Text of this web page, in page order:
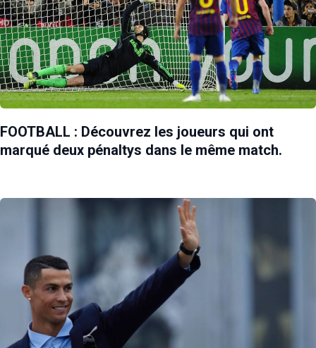
FOOTBALL : Découvrez les joueurs qui ont
marqué deux pénaltys dans le même match.